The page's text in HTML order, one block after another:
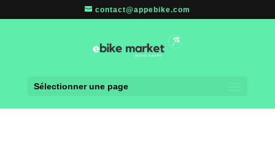
contact@appebike.com
Sélectionner une page